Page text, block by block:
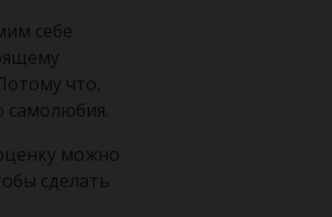
себе
что,
самолюбия.
можно
сделать